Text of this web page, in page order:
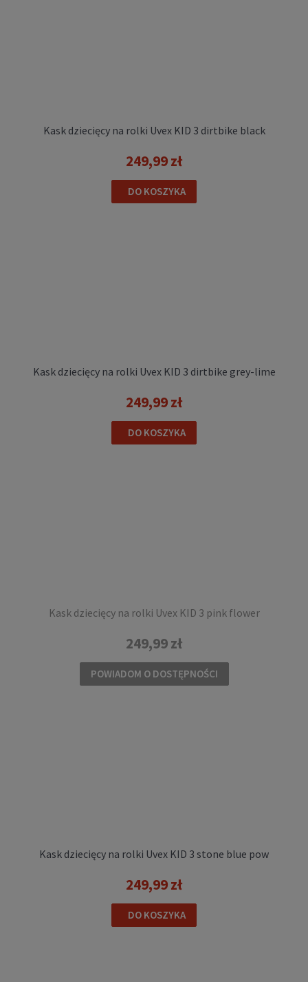
Kask dziecięcy na rolki Uvex KID 3 dirtbike black
249,99 zł
DO KOSZYKA
Kask dziecięcy na rolki Uvex KID 3 dirtbike grey-lime
249,99 zł
DO KOSZYKA
Kask dziecięcy na rolki Uvex KID 3 pink flower
249,99 zł
POWIADOM O DOSTĘPNOŚCI
Kask dziecięcy na rolki Uvex KID 3 stone blue pow
249,99 zł
DO KOSZYKA